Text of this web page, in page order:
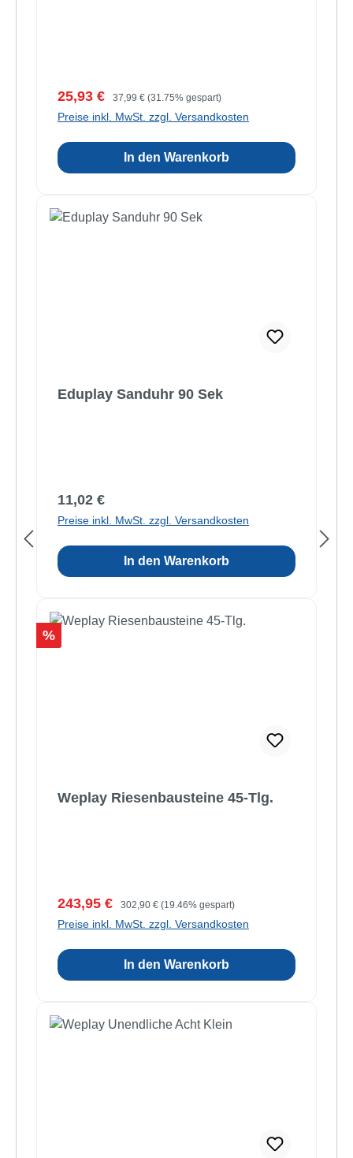
Verkaufspreis:
25,93 € Regulärer Preis:
37,99 € (31.75% gespart)
Preise inkl. MwSt. zzgl. Versandkosten
In den Warenkorb
Eduplay Sanduhr 90 Sek
Regulärer Preis:
11,02 €
Preise inkl. MwSt. zzgl. Versandkosten
In den Warenkorb
Rabatt
%
Weplay Riesenbausteine 45-Tlg.
Verkaufspreis:
243,95 € Regulärer Preis:
302,90 € (19.46% gespart)
Preise inkl. MwSt. zzgl. Versandkosten
In den Warenkorb